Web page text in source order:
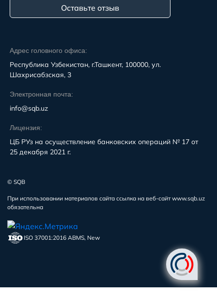
Адрес головного офиса:
Республика Узбекистан, г.Ташкент, 100000, ул.
Шахрисабзская, 3
Электронная почта:
info@sqb.uz
Лицензия:
ЦБ РУз на осуществление банковских операций № 17 от
25 декабря 2021 г.
Оставьте отзыв
© SQB
При использовании материалов сайта ссылка на веб-сайт www.sqb.uz
обязательна
ISO 37001:2016 ABMS, New